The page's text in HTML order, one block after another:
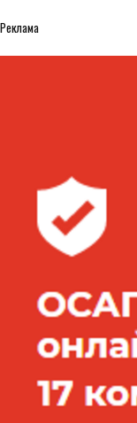
Реклама